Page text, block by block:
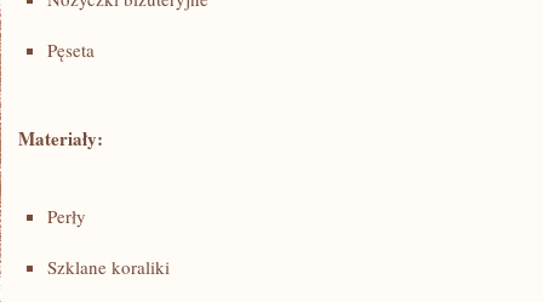
Pęseta
Materiały:
Perły
Szklane ⁣koraliki